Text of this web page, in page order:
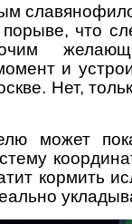
что
и
Нет,
может
кормить